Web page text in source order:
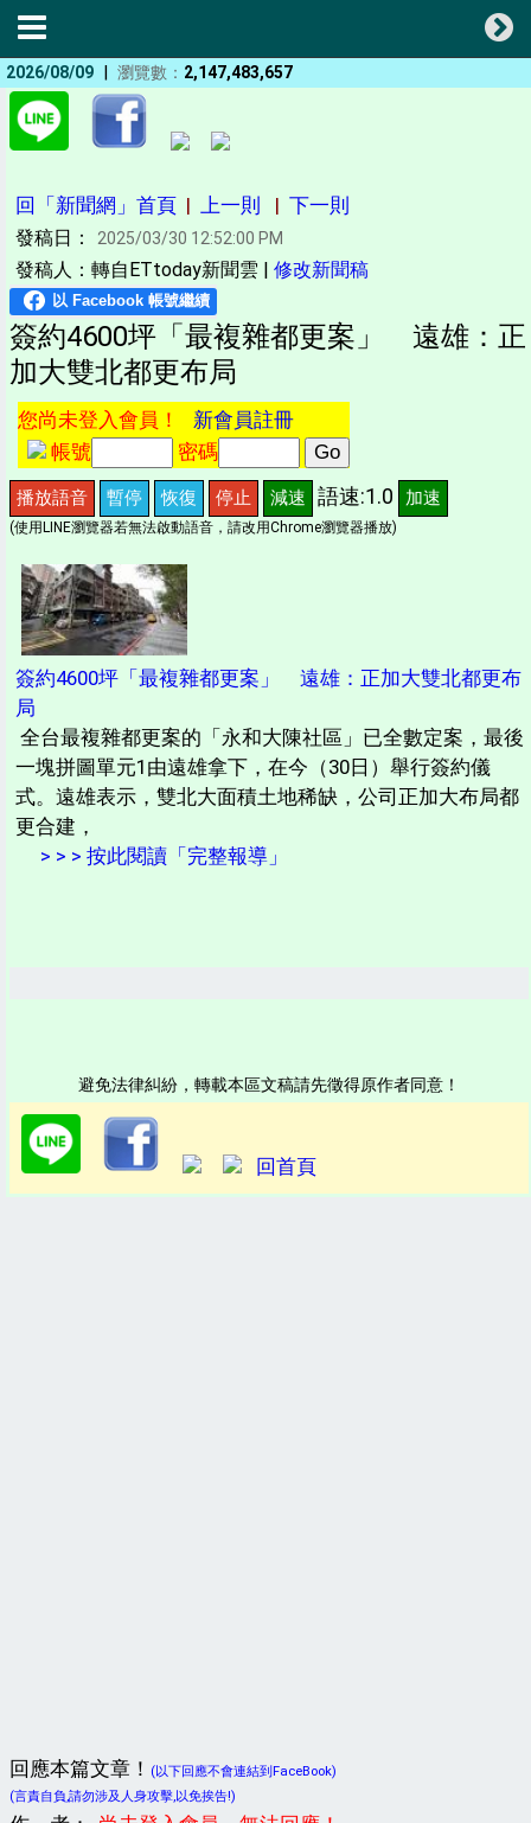
2026/08/09 | 瀏覽數： 2,147,483,657
回「新聞網」首頁 | 上一則 | 下一則
發稿日： 2025/03/30 12:52:00 PM
發稿人：轉自ETtoday新聞雲 | 修改新聞稿
簽約4600坪「最複雜都更案」 遠雄：正
加大雙北都更布局
您尚未登入會員！ 新會員註冊
帳號
密碼
播放語音 暫停 恢復 停止 減速 語速:1.0 加速
(使用LINE瀏覽器若無法啟動語音，請改用Chrome瀏覽器播放)
簽約4600坪「最複雜都更案」 遠雄：正加大雙北都更布
局
全台最複雜都更案的「永和大陳社區」已全數定案，最後
一塊拼圖單元1由遠雄拿下，在今（30日）舉行簽約儀
式。遠雄表示，雙北大面積土地稀缺，公司正加大布局都
更合建，
> > > 按此閱讀「完整報導」
避免法律糾紛，轉載本區文稿請先徵得原作者同意！
回首頁
回應本篇文章！
(以下回應不會連結到FaceBook)
(言責自負,請勿涉及人身攻擊,以免挨告!)